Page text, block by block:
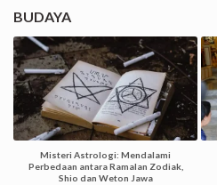
BUDAYA
Misteri Astrologi: Mendalami
Perbedaan antara Ramalan Zodiak,
Shio dan Weton Jawa